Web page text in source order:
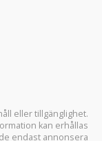
eller tillgänglighet.
kan erhållas
endast annonsera